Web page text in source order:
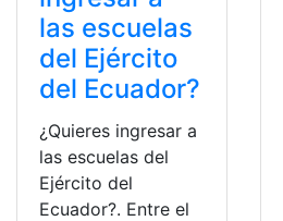
las escuelas
del Ejército
del Ecuador?
¿Quieres ingresar a
las escuelas del
Ejército del
Ecuador?. Entre el